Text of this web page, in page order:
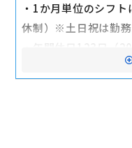
等）
交通費全額支給
・1か月単位のシフ
休制）※土日祝は勤
・年間休日123日（
・有給休暇：6か月勤